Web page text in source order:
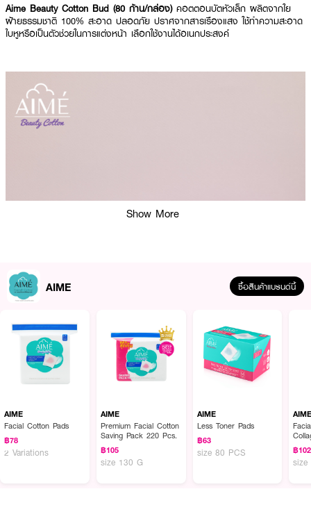
Aime Beauty Cotton Bud (80 ก้าน/กล่อง) คอตตอนบัตหัวเล็ก ผลิตจากใย
ฝ้ายธรรมชาติ 100% สะอาด ปลอดภัย ปราศจากสารเรืองแสง ใช้ทำความสะอาด
ใบหูหรือเป็นตัวช่วยในการแต่งหน้า เลือกใช้งานได้อเนกประสงค์
ผลลัพธ์ที่ได้ :
Aime Beauty Cotton Bud คอตตอนบัตหัวเล็ก ผลิตจากใยฝ้ายธรรมชาติ
100% ผ่านการฆ่าเชื้อด้วยความร้อน ปราศจากสารเรืองแสง และด้วยคุณภาพ
ก้านกระดาษ (Paper Stick) ทำให้สาลียึดติดกับก้านไม่คลายตัวง่าย ไม่โค้งงอ ไม่หัก
ง่ายขณะใช้ ย่อยสลายง่าย เป็นมิตรกับสิ่งแวดล้อม
Show More
AIME ซื้อสินค้าแบรนด์นี้
AIME
Facial Cotton Pads
฿78
2 Variations
AIME
Premium Facial Cotton
Saving Pack 220 Pcs.
฿105
size 130 G
AIME
Less Toner Pads
฿63
size 80 PCS
฿102
size